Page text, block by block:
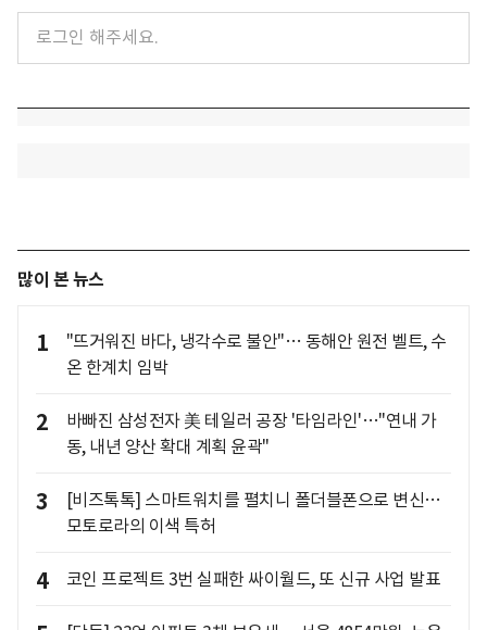
많이 본 뉴스
1
"뜨거워진 바다, 냉각수로 불안"… 동해안 원전 벨트, 수
온 한계치 임박
2
바빠진 삼성전자 美 테일러 공장 '타임라인'…"연내 가
동, 내년 양산 확대 계획 윤곽"
3
[비즈톡톡] 스마트워치를 펼치니 폴더블폰으로 변신…
모토로라의 이색 특허
4 코인 프로젝트 3번 실패한 싸이월드, 또 신규 사업 발표